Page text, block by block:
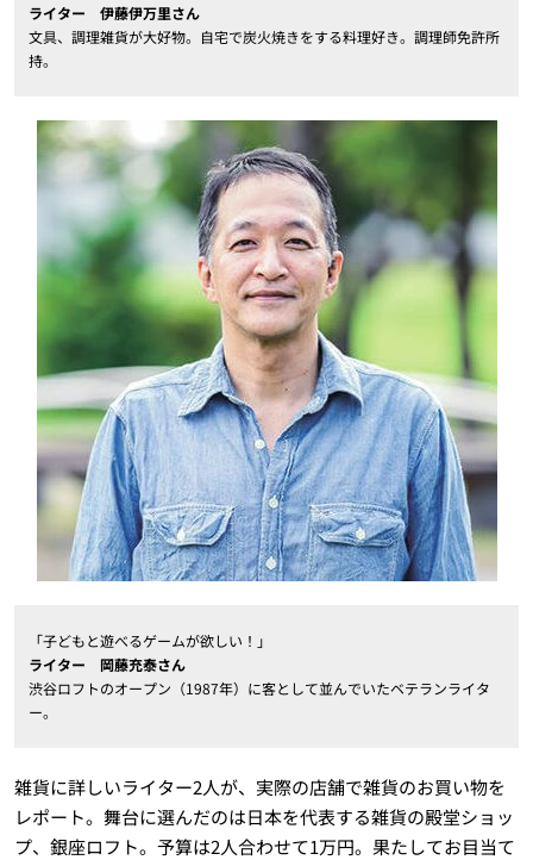
ライター 伊藤伊万里さん
文具、調理雑貨が大好物。自宅で炭火焼きをする料理好き。調理師免許所
持。
「子どもと遊べるゲームが欲しい！」
ライター 岡藤充泰さん
渋谷ロフトのオープン（1987年）に客として並んでいたベテランライタ
ー。
雑貨に詳しいライター2人が、実際の店舗で雑貨のお買い物を
レポート。舞台に選んだのは日本を代表する雑貨の殿堂ショッ
プ、銀座ロフト。予算は2人合わせて1万円。果たしてお目当て